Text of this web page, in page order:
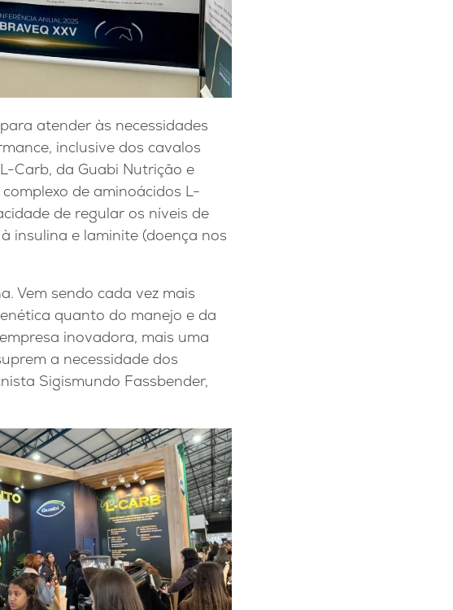
atender às necessidades
inclusive dos cavalos
Carb, da Guabi Nutrição e
de aminoácidos L-
de regular os níveis de
insulina e laminite (doença nos
Vem sendo cada vez mais
quanto do manejo e da
inovadora, mais uma
a necessidade dos
Sigismundo Fassbender,